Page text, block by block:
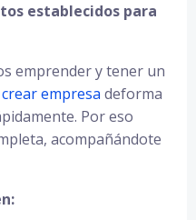
establecidos para
emprender y tener un
crear empresa deforma
Por eso
acompañándote